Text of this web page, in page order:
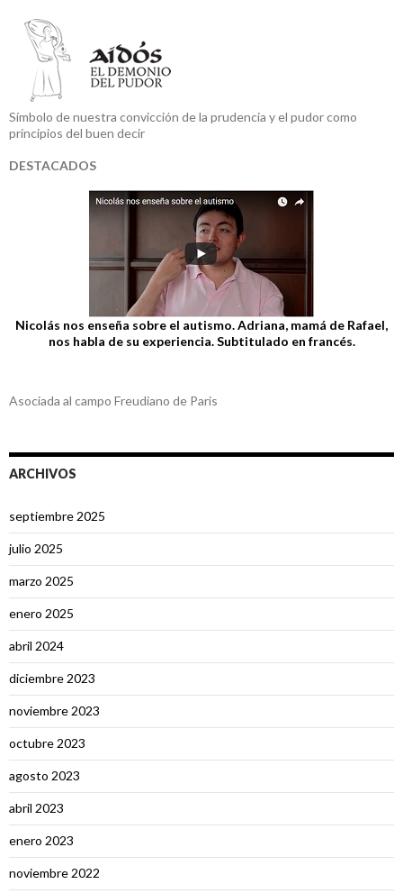
Símbolo de nuestra convicción de la prudencia y el pudor como
principios del buen decir
DESTACADOS
Nicolás nos enseña sobre el autismo. Adriana, mamá de Rafael,
nos habla de su experiencia. Subtitulado en francés.
Asociada al campo Freudiano de Paris
ARCHIVOS
septiembre 2025
julio 2025
marzo 2025
enero 2025
abril 2024
diciembre 2023
noviembre 2023
octubre 2023
agosto 2023
abril 2023
enero 2023
noviembre 2022